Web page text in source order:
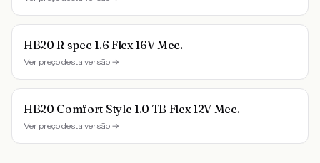
HB20 R spec 1.6 Flex 16V Mec.
Ver preço desta versão →
HB20 Comfort Style 1.0 TB Flex 12V Mec.
Ver preço desta versão →